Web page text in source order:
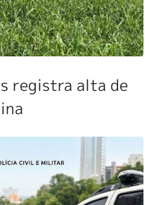
registra alta de